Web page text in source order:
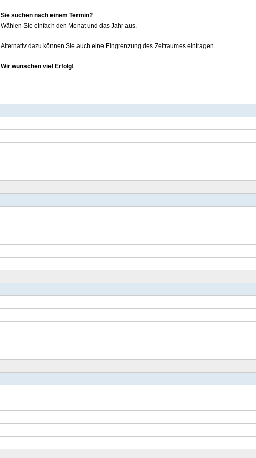
Sie suchen nach einem Termin?
Wählen Sie einfach den Monat und das Jahr aus.
Alternativ dazu können Sie auch eine Eingrenzung des Zeitraumes eintragen.
Wir wünschen viel Erfolg!